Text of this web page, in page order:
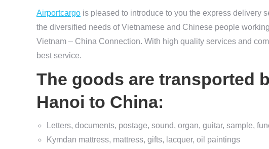
Airportcargo is pleased to introduce to you the express delivery
the diversified needs of Vietnamese and Chinese people
Vietnam – China Connection. With high quality services and
best service.
The goods are transported
Hanoi to China:
Letters, documents, postage, sound, organ, guitar, sample,
Kymdan mattress, mattress, gifts, lacquer, oil paintings